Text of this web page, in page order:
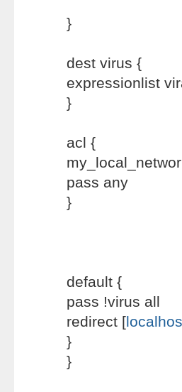
}
dest virus {
expressionlist
}
acl {
pass any
}
default {
pass !virus all
redirect [
}
}